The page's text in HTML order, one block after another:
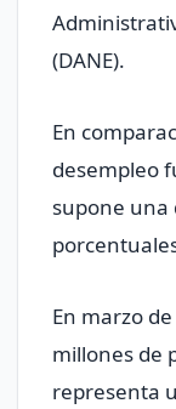
(DANE).
En
desempleo
supone una
En marzo
millones de
representa